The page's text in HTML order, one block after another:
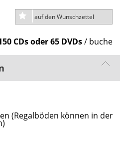
auf den Wunschzettel
CDs oder 65 DVDs/ buche
(Regalböden können in der